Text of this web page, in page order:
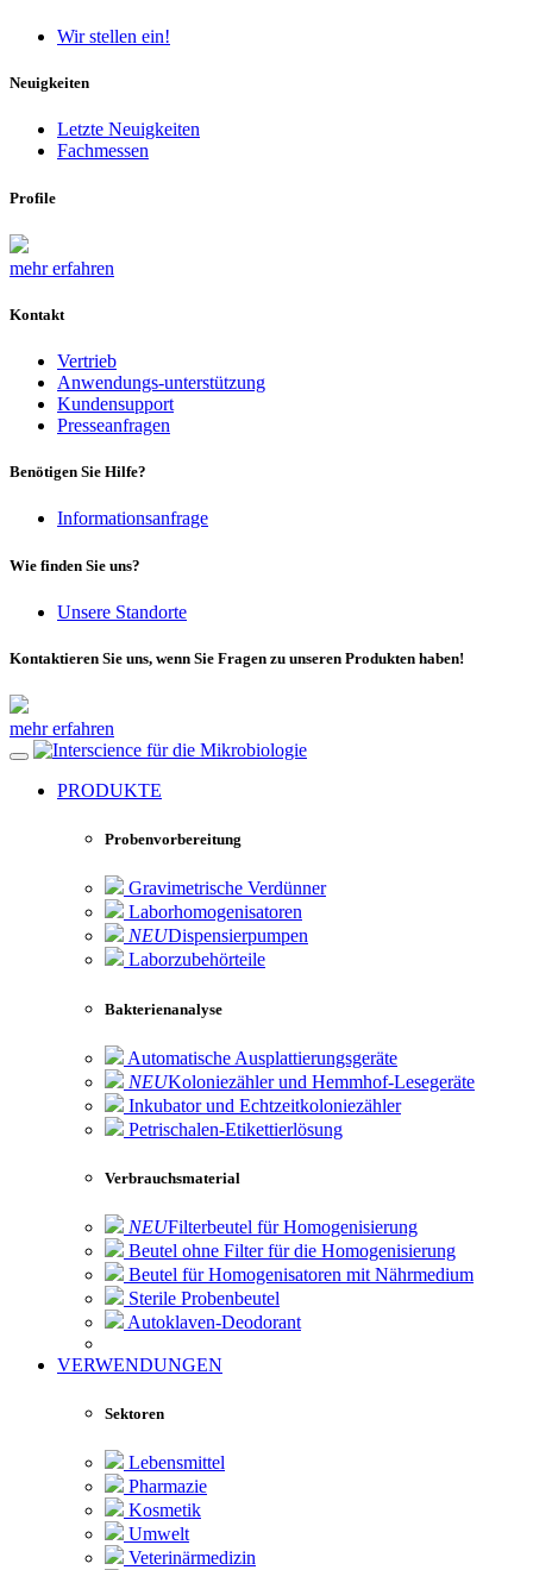
Wir stellen ein!
Neuigkeiten
Letzte Neuigkeiten
Fachmessen
Profile
mehr erfahren
Kontakt
Vertrieb
Anwendungs-unterstützung
Kundensupport
Presseanfragen
Benötigen Sie Hilfe?
Informationsanfrage
Wie finden Sie uns?
Unsere Standorte
Kontaktieren Sie uns, wenn Sie Fragen zu unseren Produkten haben!
mehr erfahren
für die Mikrobiologie
PRODUKTE
Probenvorbereitung
Gravimetrische Verdünner
Laborhomogenisatoren
NEUDispensierpumpen
Laborzubehörteile
Bakterienanalyse
Automatische Ausplattierungsgeräte
NEUKoloniezähler und Hemmhof-Lesegeräte
Inkubator und Echtzeitkoloniezähler
Petrischalen-Etikettierlösung
Verbrauchsmaterial
NEUFilterbeutel für Homogenisierung
Beutel ohne Filter für die Homogenisierung
Beutel für Homogenisatoren mit Nährmedium
Sterile Probenbeutel
Autoklaven-Deodorant
VERWENDUNGEN
Sektoren
Lebensmittel
Pharmazie
Kosmetik
Umwelt
Veterinärmedizin